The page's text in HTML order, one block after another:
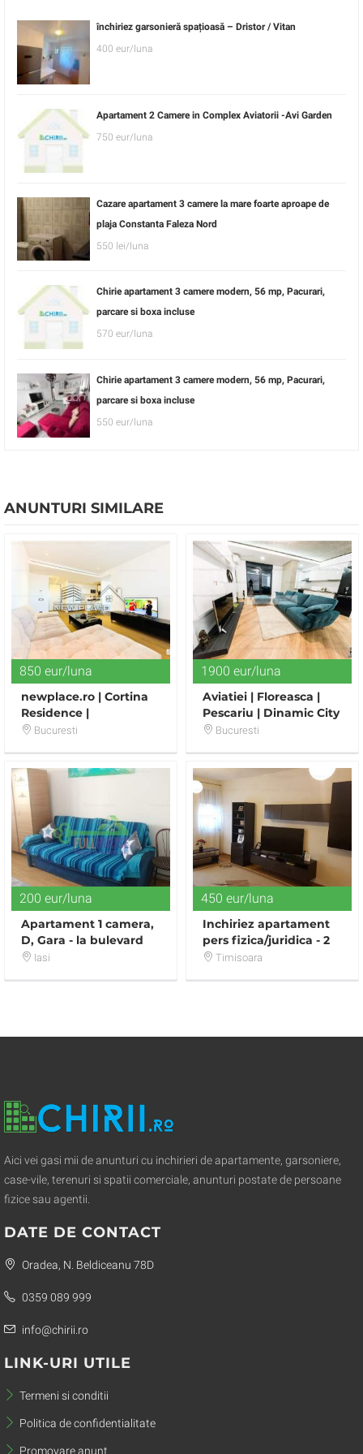
închiriez garsonieră spațioasă – Dristor / Vitan
400 eur/luna
Apartament 2 Camere in Complex Aviatorii -Avi Garden
750 eur/luna
Cazare apartament 3 camere la mare foarte aproape de
plaja Constanta Faleza Nord
550 lei/luna
Chirie apartament 3 camere modern, 56 mp, Pacurari,
parcare si boxa incluse
570 eur/luna
Chirie apartament 3 camere modern, 56 mp, Pacurari,
parcare si boxa incluse
550 eur/luna
ANUNTURI SIMILARE
850 eur/luna
newplace.ro | Cortina
Residence |
Apartament deosebit |
Bucuresti
1900 eur/luna
Aviatiei | Floreasca |
Pescariu | Dinamic City
| Bloc 2017 | Totul nou
Bucuresti
200 eur/luna
Apartament 1 camera,
D, Gara - la bulevard
Iasi
450 eur/luna
Inchiriez apartament
pers fizica/juridica - 2
camere Toscana
Timisoara
Aici vei gasi mii de anunturi cu inchirieri de apartamente, garsoniere,
case-vile, terenuri si spatii comerciale, anunturi postate de persoane
fizice sau agentii.
DATE DE CONTACT
Oradea, N. Beldiceanu 78D
0359 089 999
info@chirii.ro
LINK-URI UTILE
Termeni si conditii
Politica de confidentialitate
Promovare anunt